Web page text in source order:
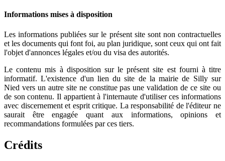
Informations mises à disposition
Les informations publiées sur le présent site sont non contractuelles
et les documents qui font foi, au plan juridique, sont ceux qui ont fait
l'objet d'annonces légales et/ou du visa des autorités.
Le contenu mis à disposition sur le présent site est fourni à titre
informatif. L'existence d'un lien du site de la mairie de Silly sur
Nied vers un autre site ne constitue pas une validation de ce site ou
de son contenu. Il appartient à l'internaute d'utiliser ces informations
avec discernement et esprit critique. La responsabilité de l'éditeur ne
saurait être engagée quant aux informations, opinions et
recommandations formulées par ces tiers.
Crédits